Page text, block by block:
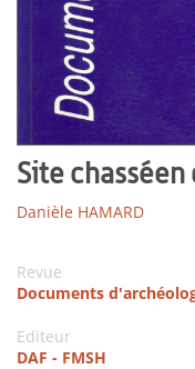
Site
Danièle HAMARD
Revue
Documents
Editeur
DAF - FMSH